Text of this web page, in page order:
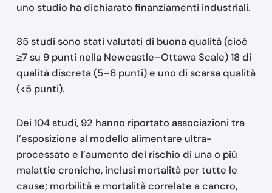
uno studio ha dichiarato finanziamenti industriali.
85 studi sono stati valutati di buona qualità (cioè
≥7 su 9 punti nella Newcastle–Ottawa Scale) 18 di
qualità discreta (5–6 punti) e uno di scarsa qualità
(<5 punti).
Dei 104 studi, 92 hanno riportato associazioni tra
l’esposizione al modello alimentare ultra-
processato e l’aumento del rischio di una o più
malattie croniche, inclusi mortalità per tutte le
cause; morbilità e mortalità correlate a cancro,